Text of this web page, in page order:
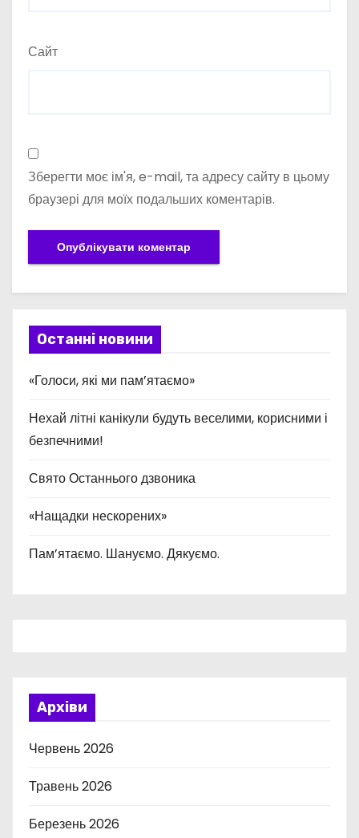
Сайт
Зберегти моє ім'я, e-mail, та адресу сайту в цьому
браузері для моїх подальших коментарів.
Останні новини
«Голоси, які ми пам’ятаємо»
Нехай літні канікули будуть веселими, корисними і
безпечними!
Свято Останнього дзвоника
«Нащадки нескорених»
Пам’ятаємо. Шануємо. Дякуємо.
Архіви
Червень 2026
Травень 2026
Березень 2026